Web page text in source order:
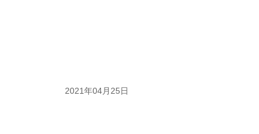
2021年04月25日